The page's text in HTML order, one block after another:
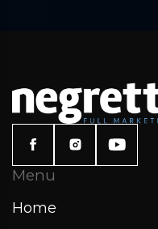
Menu
Home